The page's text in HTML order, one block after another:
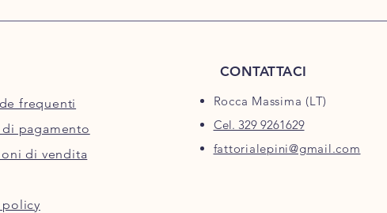
frequenti
pagamento
di vendita
CONTATTACI
Rocca Massima (LT)
Cel. 329 9261629
fattorialepini@gmail.com